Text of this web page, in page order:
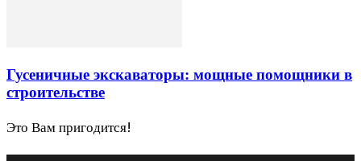
Гусеничные экскаваторы: мощные помощники в
строительстве
Это Вам пригодится!